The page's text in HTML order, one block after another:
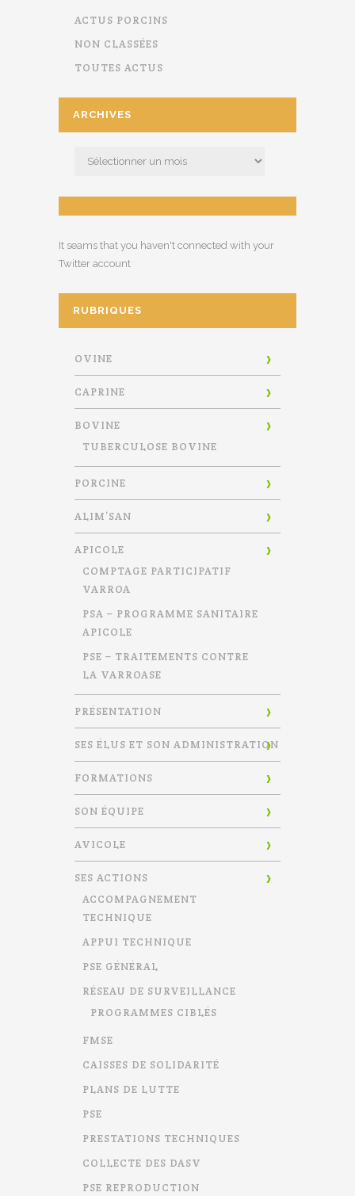
ACTUS PORCINS
NON CLASSÉES
TOUTES ACTUS
ARCHIVES
It seams that you haven't connected with your
Twitter account
RUBRIQUES
OVINE
CAPRINE
BOVINE
TUBERCULOSE BOVINE
PORCINE
ALIM’SAN
APICOLE
COMPTAGE PARTICIPATIF
VARROA
PSA – PROGRAMME SANITAIRE
APICOLE
PSE – TRAITEMENTS CONTRE
LA VARROASE
PRÉSENTATION
SES ÉLUS ET SON ADMINISTRATION
FORMATIONS
SON ÉQUIPE
AVICOLE
SES ACTIONS
ACCOMPAGNEMENT
TECHNIQUE
APPUI TECHNIQUE
PSE GÉNÉRAL
RÉSEAU DE SURVEILLANCE
PROGRAMMES CIBLÉS
FMSE
CAISSES DE SOLIDARITÉ
PLANS DE LUTTE
PSE
PRESTATIONS TECHNIQUES
COLLECTE DES DASV
PSE REPRODUCTION